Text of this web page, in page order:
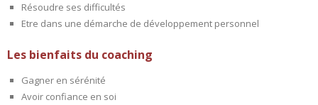
Résoudre ses difficultés
Etre dans une démarche de développement personnel
Les bienfaits du coaching
Gagner en sérénité
Avoir confiance en soi